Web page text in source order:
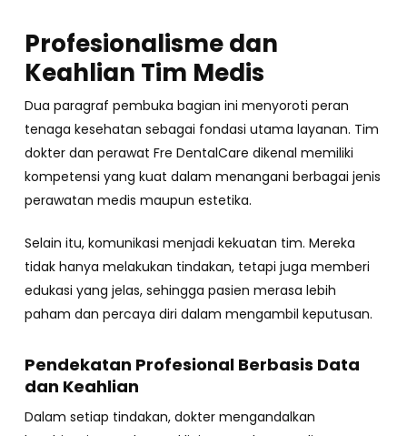
Profesionalisme dan
Keahlian Tim Medis
Dua paragraf pembuka bagian ini menyoroti peran
tenaga kesehatan sebagai fondasi utama layanan. Tim
dokter dan perawat Fre DentalCare dikenal memiliki
kompetensi yang kuat dalam menangani berbagai jenis
perawatan medis maupun estetika.
Selain itu, komunikasi menjadi kekuatan tim. Mereka
tidak hanya melakukan tindakan, tetapi juga memberi
edukasi yang jelas, sehingga pasien merasa lebih
paham dan percaya diri dalam mengambil keputusan.
Pendekatan Profesional Berbasis Data
dan Keahlian
Dalam setiap tindakan, dokter mengandalkan